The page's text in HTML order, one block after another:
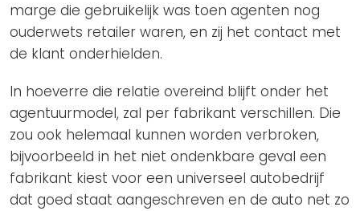
marge die gebruikelijk was toen agenten nog
ouderwets retailer waren, en zij het contact met
de klant onderhielden.
In hoeverre die relatie overeind blijft onder het
agentuurmodel, zal per fabrikant verschillen. Die
zou ook helemaal kunnen worden verbroken,
bijvoorbeeld in het niet ondenkbare geval een
fabrikant kiest voor een universeel autobedrijf
dat goed staat aangeschreven en de auto net zo